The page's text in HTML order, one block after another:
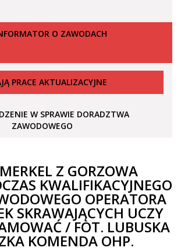
O ZAWODACH
PRACE AKTUALIZACYJNE
W SPRAWIE DORADZTWA
ZAWODOWEGO
Z GORZOWA
KWALIFIKACYJNEGO
OPERATORA
SKRAWAJĄCYCH UCZY
/ FOT. LUBUSKA
KOMENDA OHP.